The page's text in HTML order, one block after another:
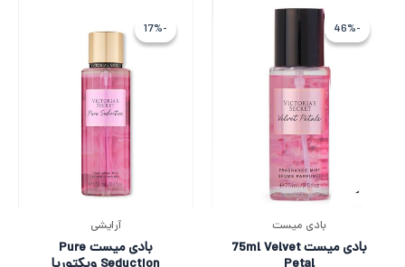
-46%-46%
بادی میست
بادی میست 75ml Velvet
-17%-17%
آرایشی
بادی میست Pure